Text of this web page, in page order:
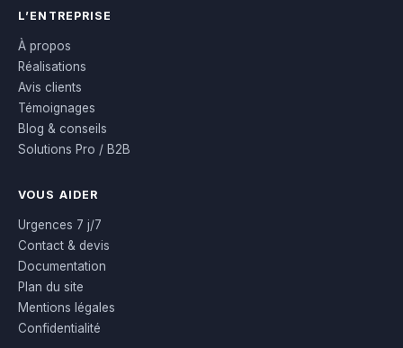
L’ENTREPRISE
À propos
Réalisations
Avis clients
Témoignages
Blog & conseils
Solutions Pro / B2B
VOUS AIDER
Urgences 7 j/7
Contact & devis
Documentation
Plan du site
Mentions légales
Confidentialité